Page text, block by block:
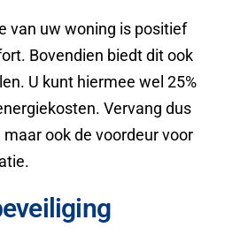
van uw woning is positief
Bovendien biedt dit ook
U kunt hiermee wel 25%
Vervang dus
ook de voordeur voor